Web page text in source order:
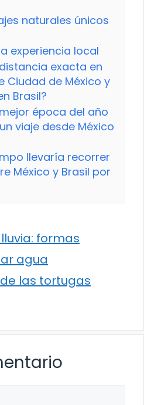
naturales únicos
experiencia local
exacta en
Ciudad de México y
Brasil?
época del año
viaje desde México
llevaría recorrer
México y Brasil por
formas
agua
las tortugas